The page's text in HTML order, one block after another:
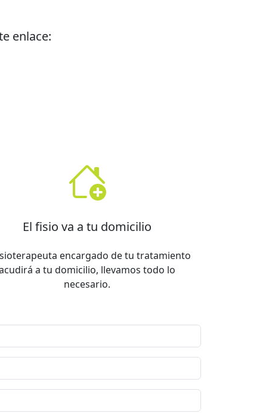
enlace:
El fisio va a tu domicilio
encargado de tu tratamiento
a tu domicilio, llevamos todo lo
necesario.